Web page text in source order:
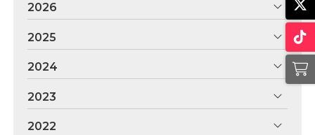
2026
2025
2024
2023
2022